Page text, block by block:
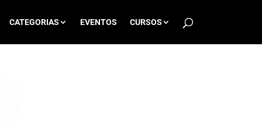
CATEGORIAS EVENTOS CURSOS